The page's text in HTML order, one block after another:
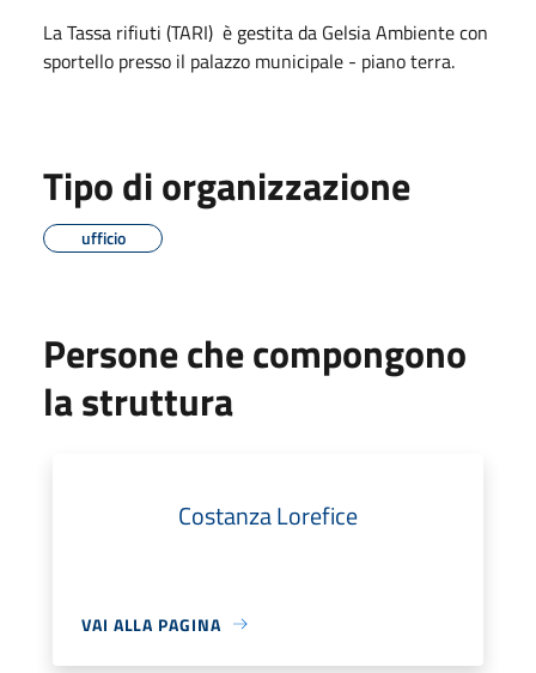
La Tassa rifiuti (TARI) è gestita da Gelsia Ambiente con
sportello presso il palazzo municipale - piano terra.
Tipo di organizzazione
ufficio
Persone che compongono
la struttura
Costanza Lorefice
VAI ALLA PAGINA